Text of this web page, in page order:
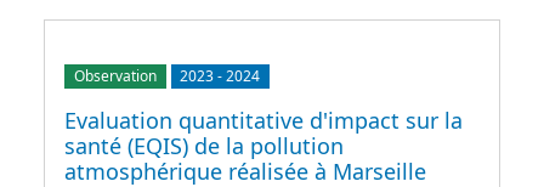
Observation 2023-2024
Evaluation quantitative d'impact sur la
santé (EQIS) de la pollution
atmosphérique réalisée à Marseille